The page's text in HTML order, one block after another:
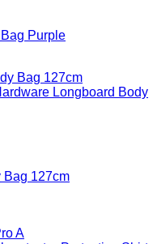
Purple
Bag 127cm